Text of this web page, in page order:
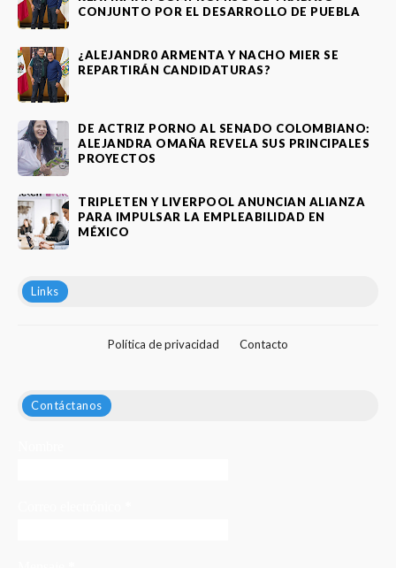
CONJUNTO POR EL DESARROLLO DE PUEBLA
¿ALEJANDR0 ARMENTA Y NACHO MIER SE
REPARTIRÁN CANDIDATURAS?
DE ACTRIZ PORNO AL SENADO COLOMBIANO:
ALEJANDRA OMAÑA REVELA SUS PRINCIPALES
PROYECTOS
TRIPLETEN Y LIVERPOOL ANUNCIAN ALIANZA
PARA IMPULSAR LA EMPLEABILIDAD EN
MÉXICO
Links
Política de privacidad Contacto
Contáctanos